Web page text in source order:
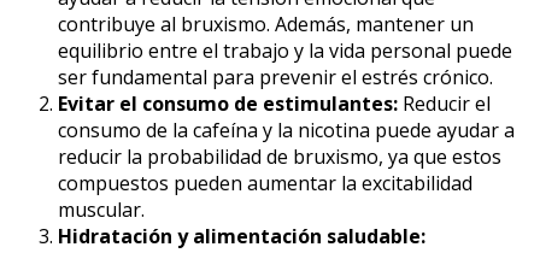
contribuye al bruxismo. Además, mantener un
equilibrio entre el trabajo y la vida personal puede
ser fundamental para prevenir el estrés crónico.
Evitar el consumo de estimulantes: Reducir el
consumo de la cafeína y la nicotina puede ayudar a
reducir la probabilidad de bruxismo, ya que estos
compuestos pueden aumentar la excitabilidad
muscular.
Hidratación y alimentación saludable: